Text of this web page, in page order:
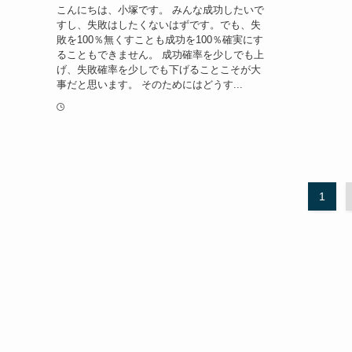
こんにちは、小塚です。 みんな成功したいで
すし、失敗はしたくないはずです。でも、失
敗を100％無くすことも成功を100％確実にす
ることもできません。 成功確率を少しでも上
げ、失敗確率を少しでも下げることこそが大
事だと思います。 そのためにはどうす...
1